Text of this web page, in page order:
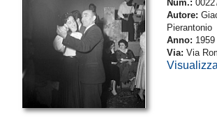
Num.:
Autore:
Pierantonio
Anno: 1959
Via: Via